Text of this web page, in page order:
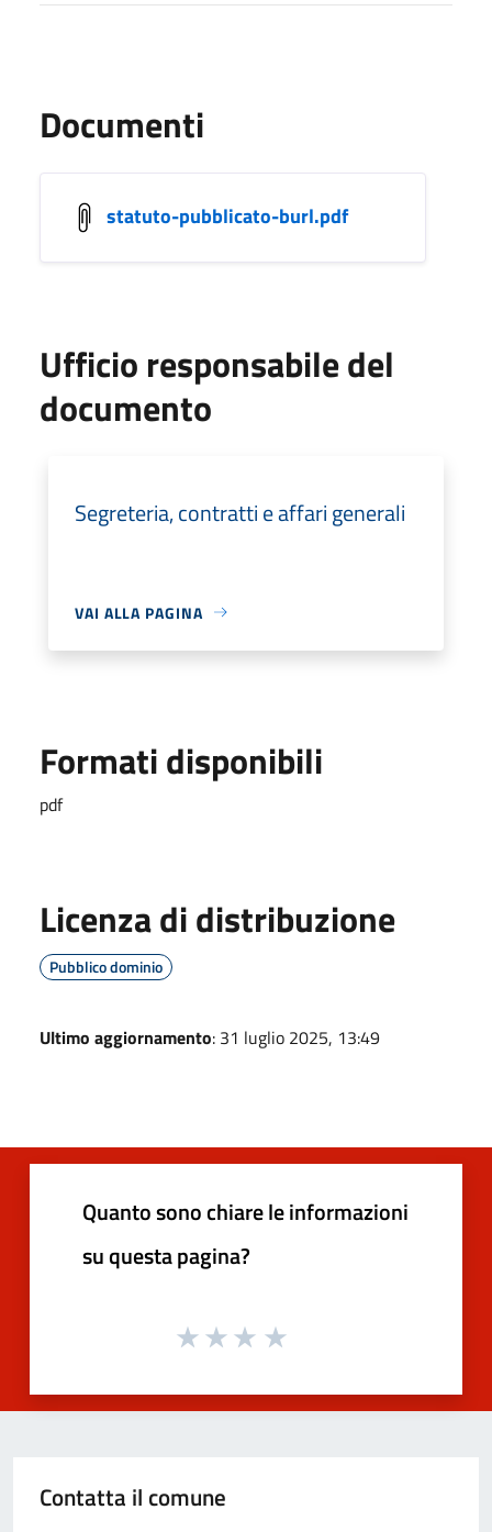
Documenti
statuto-pubblicato-burl.pdf
Ufficio responsabile del
documento
Segreteria, contratti e affari generali
VAI ALLA PAGINA
Formati disponibili
pdf
Licenza di distribuzione
Pubblico dominio
Ultimo aggiornamento: 31 luglio 2025, 13:49
Quanto sono chiare le informazioni
su questa pagina?
Contatta il comune